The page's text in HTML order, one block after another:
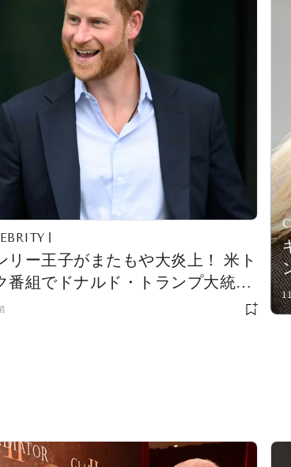
リー王子がまたもや大炎上！ 米ト
番組でドナルド・トランプ大統領
笑し、米国民ブーイング。「見て